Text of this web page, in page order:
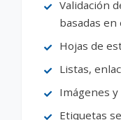
Validación
basadas
Hojas de
Listas,
Imágenes y
Etiquetas